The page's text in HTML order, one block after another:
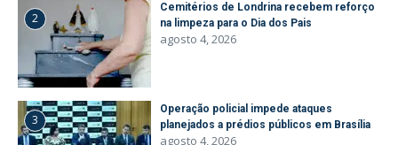
2
Cemitérios de Londrina recebem reforço
na limpeza para o Dia dos Pais
agosto 4, 2026
3
Operação policial impede ataques
planejados a prédios públicos em Brasília
agosto 4, 2026